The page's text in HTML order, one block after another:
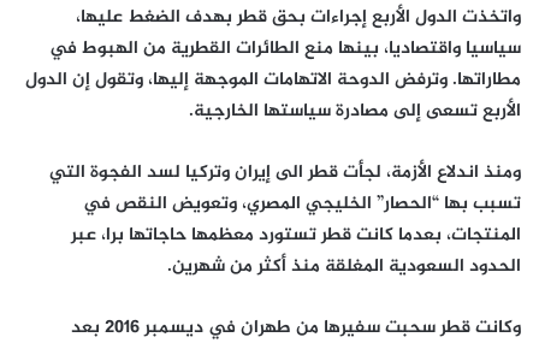
واتخذت الدول الأربع إجراءات بحق قطر بهدف الضغط عليها،
سياسيا واقتصاديا، بينها منع الطائرات القطرية من الهبوط في
مطاراتها. وترفض الدوحة الاتهامات الموجهة إليها، وتقول إن الدول
الأربع تسعى إلى مصادرة سياستها الخارجية.
ومنذ اندلاع الأزمة، لجأت قطر الى إيران وتركيا لسد الفجوة التي
تسبب بها “الحصار” الخليجي المصري، وتعويض النقص في
المنتجات، بعدما كانت قطر تستورد معظمها حاجاتها برا، عبر
الحدود السعودية المغلقة منذ أكثر من شهرين.
وكانت قطر سحبت سفيرها من طهران في ديسمبر 2016 بعد